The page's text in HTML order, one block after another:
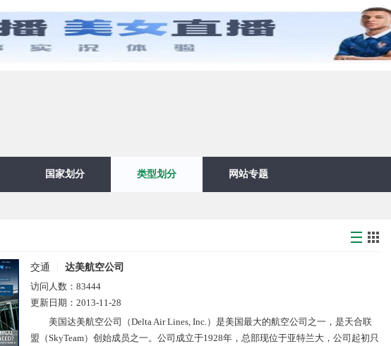
国家划分 类型划分 网站专题
交通
达美航空公司
访问人数： 83444
更新日期： 2013-11-28
美国达美航空公司（Delta Air Lines, Inc.）是美国最大的航空公司之一，是天合联
盟（SkyTeam）创始成员之一。公司成立于1928年，总部现位于亚特兰大，公司起初只